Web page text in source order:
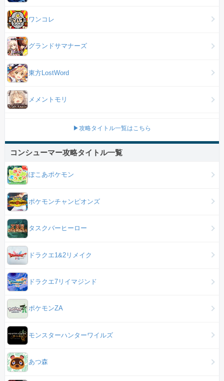
ワンコレ
グランドサマナーズ
東方LostWord
メメントモリ
▶攻略タイトル一覧はこちら
コンシューマー攻略タイトル一覧
ぽこあポケモン
ポケモンチャンピオンズ
タスクバーヒーロー
ドラクエ1&2リメイク
ドラクエ7リイマジンド
ポケモンZA
モンスターハンターワイルズ
あつ森